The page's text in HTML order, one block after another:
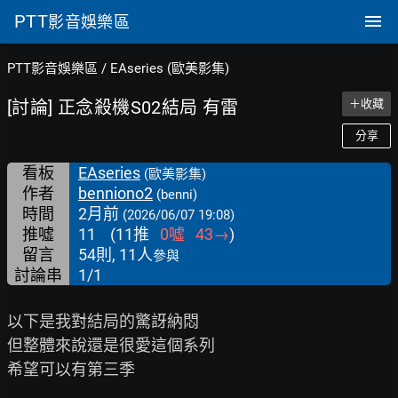
PTT影音娛樂區
PTT影音娛樂區 / EAseries (歐美影集)
[討論] 正念殺機S02結局 有雷 ＋收藏
分享
看板 EAseries (歐美影集)
作者 benniono2 (benni)
時間 2月前 (2026/06/07 19:08)
推噓 11 (11推 0噓 43→)
留言
54則, 11人參與
討論串 1/1
以下是我對結局的驚訝納悶
但整體來說還是很愛這個系列
希望可以有第三季